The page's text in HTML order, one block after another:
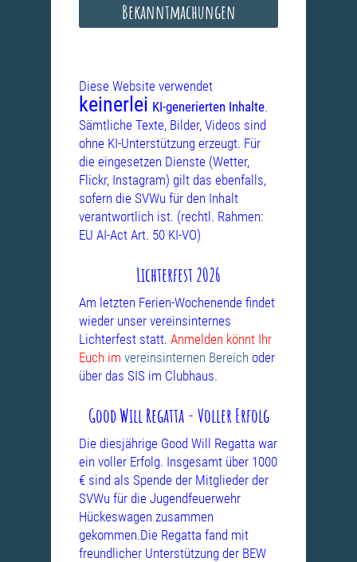
Bekanntmachungen
Diese Website verwendet
keinerlei KI-generierten Inhalte.
Sämtliche Texte, Bilder, Videos sind
ohne KI-Unterstützung erzeugt. Für
die eingesetzen Dienste (Wetter,
Flickr, Instagram) gilt das ebenfalls,
sofern die SVWu für den Inhalt
verantwortlich ist. (rechtl. Rahmen:
EU AI-Act Art. 50 KI-VO)
Lichterfest 2026
Am letzten Ferien-Wochenende findet
wieder unser vereinsinternes
Lichterfest statt. Anmelden könnt Ihr
Euch im vereinsinternen Bereich oder
über das SIS im Clubhaus.
Good Will Regatta - Voller Erfolg
Die diesjährige Good Will Regatta war
ein voller Erfolg. Insgesamt über 1000
€ sind als Spende der Mitglieder der
SVWu für die Jugendfeuerwehr
Hückeswagen zusammen
gekommen.Die Regatta fand mit
freundlicher Unterstützung der BEW